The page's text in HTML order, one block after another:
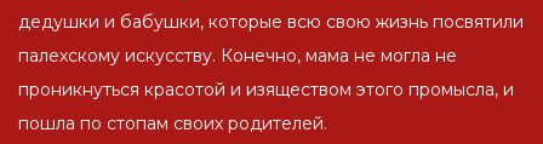
дедушки и бабушки, которые всю свою жизнь посвятили
палехскому искусству. Конечно, мама не могла не
проникнуться красотой и изяществом этого промысла, и
пошла по стопам своих родителей.